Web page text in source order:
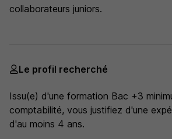
collaborateurs juniors.
Le profil recherché
Issu(e) d'une formation Bac +3
comptabilité, vous justifiez d'une
d'au moins 4 ans.